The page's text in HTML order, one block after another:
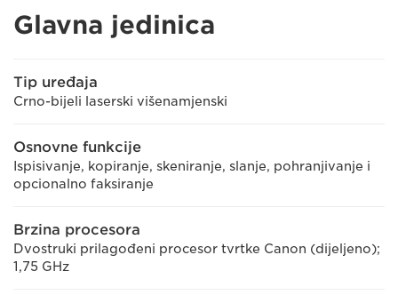
Glavna jedinica
Tip uređaja
Crno-bijeli laserski višenamjenski
Osnovne funkcije
Ispisivanje, kopiranje, skeniranje, slanje, pohranjivanje i
opcionalno faksiranje
Brzina procesora
Dvostruki prilagođeni procesor tvrtke Canon (dijeljeno);
1,75 GHz